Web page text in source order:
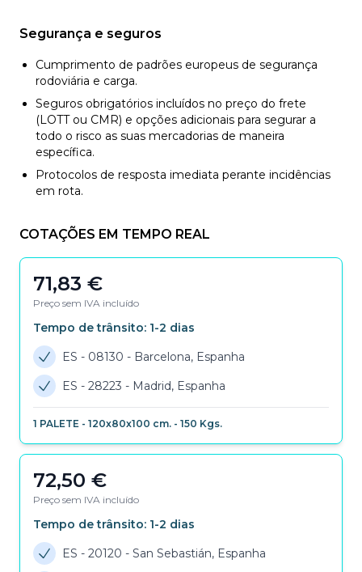
Segurança e seguros
Cumprimento de padrões europeus de segurança
rodoviária e carga.
Seguros obrigatórios incluídos no preço do frete
(LOTT ou CMR) e opções adicionais para segurar a
todo o risco as suas mercadorias de maneira
específica.
Protocolos de resposta imediata perante incidências
em rota.
COTAÇÕES EM TEMPO REAL
71,83 €
Preço sem IVA incluído
Tempo de trânsito: 1-2 dias
ES - 08130 - Barcelona, Espanha
ES - 28223 - Madrid, Espanha
1 PALETE - 120x80x100 cm. - 150 Kgs.
72,50 €
Preço sem IVA incluído
Tempo de trânsito: 1-2 dias
ES - 20120 - San Sebastián, Espanha